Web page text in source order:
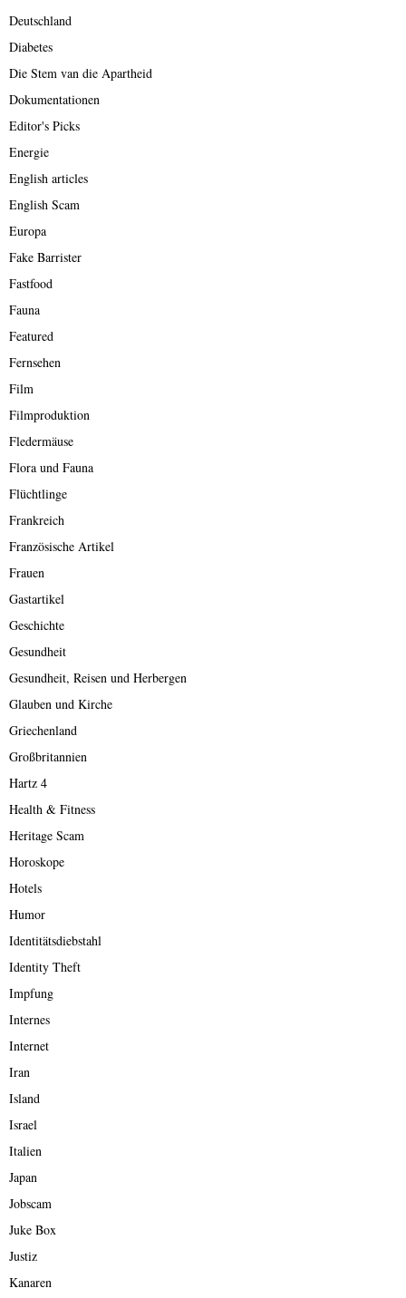
Deutschland
Diabetes
Die Stem van die Apartheid
Dokumentationen
Editor's Picks
Energie
English articles
English Scam
Europa
Fake Barrister
Fastfood
Fauna
Featured
Fernsehen
Film
Filmproduktion
Fledermäuse
Flora und Fauna
Flüchtlinge
Frankreich
Französische Artikel
Frauen
Gastartikel
Geschichte
Gesundheit
Gesundheit, Reisen und Herbergen
Glauben und Kirche
Griechenland
Großbritannien
Hartz 4
Health & Fitness
Heritage Scam
Horoskope
Hotels
Humor
Identitätsdiebstahl
Identity Theft
Impfung
Internes
Internet
Iran
Island
Israel
Italien
Japan
Jobscam
Juke Box
Justiz
Kanaren